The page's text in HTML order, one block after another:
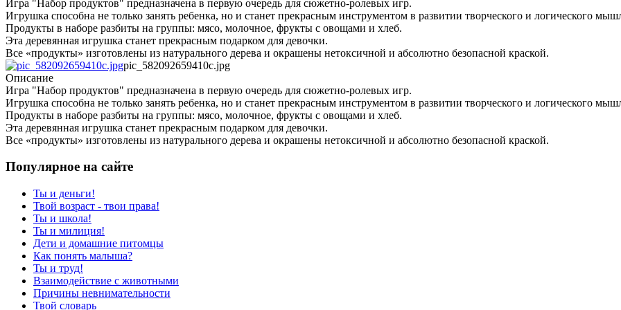
Игра "Набор продуктов" предназначена в первую очередь для сюжетно-ролевых игр.
Игрушка способна не только занять ребенка, но и станет прекрасным инструментом в развитии творческого и логического
Продукты в наборе разбиты на группы: мясо, молочное, фрукты с овощами и хлеб.
Эта деревянная игрушка станет прекрасным подарком для девочки.
Все «продукты» изготовлены из натурального дерева и окрашены нетоксичной и абсолютно безопасной краской.
pic_582092659410c.jpg
Описание
Игра "Набор продуктов" предназначена в первую очередь для сюжетно-ролевых игр.
Игрушка способна не только занять ребенка, но и станет прекрасным инструментом в развитии творческого и логического
Продукты в наборе разбиты на группы: мясо, молочное, фрукты с овощами и хлеб.
Эта деревянная игрушка станет прекрасным подарком для девочки.
Все «продукты» изготовлены из натурального дерева и окрашены нетоксичной и абсолютно безопасной краской.
Популярное на сайте
Ты и деньги!
Твой возраст - твои права!
Ты и школа!
Ты и милиция!
Дети и домашние питомцы
Как понять малыша?
Ты и труд!
Взаимодействие с животными
Причины невнимательности
Твой словарь